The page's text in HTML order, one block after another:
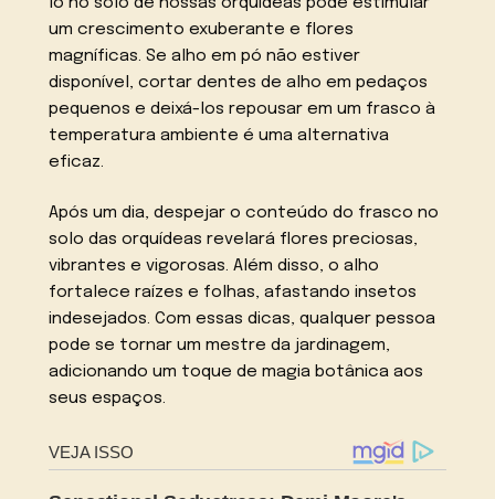
um crescimento exuberante e flores
magníficas. Se alho em pó não estiver
disponível, cortar dentes de alho em pedaços
pequenos e deixá-los repousar em um frasco à
temperatura ambiente é uma alternativa
eficaz.
Após um dia, despejar o conteúdo do frasco no
solo das orquídeas revelará flores preciosas,
vibrantes e vigorosas. Além disso, o alho
fortalece raízes e folhas, afastando insetos
indesejados. Com essas dicas, qualquer pessoa
pode se tornar um mestre da jardinagem,
adicionando um toque de magia botânica aos
seus espaços.